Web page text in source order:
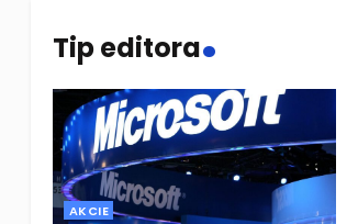
Tip editora.
AKCIE